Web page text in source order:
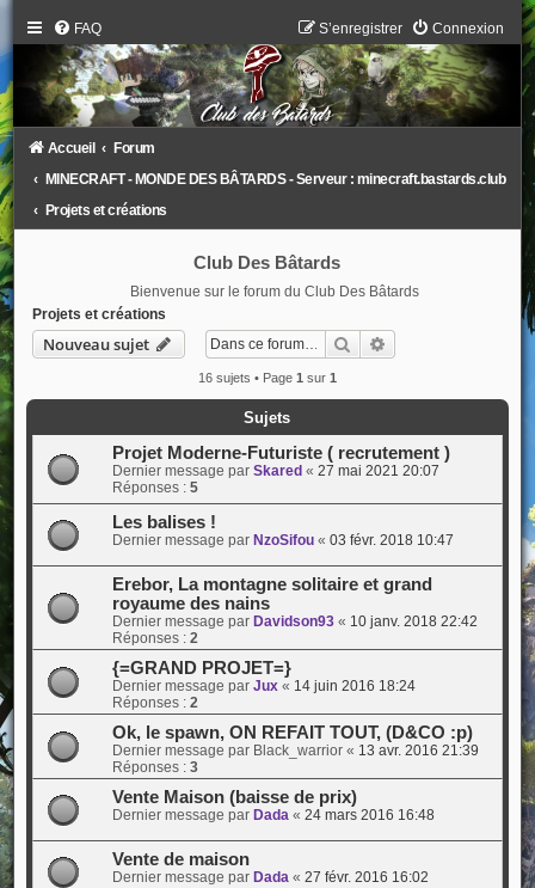
FAQ Connexion
S’enregistrer
Accueil
Forum
MINECRAFT - MONDE DES BÂTARDS - Serveur : minecraft.bastards.club
Projets et créations
Club Des Bâtards
Bienvenue sur le forum du Club Des Bâtards
Projets et créations
Nouveau sujet Rechercher
16 sujets • Page 1 sur 1
Sujets
Projet Moderne-Futuriste ( recrutement )
Dernier message par Skared « 27 mai 2021 20:07
Réponses : 5
Les balises !
Dernier message par NzoSifou« 03 févr. 2018 10:47
Erebor, La montagne solitaire et grand
royaume des nains
Dernier message par Davidson93« 10 janv. 2018 22:42
Réponses : 2
{=GRAND PROJET=}
Dernier message par Jux« 14 juin 2016 18:24
Réponses : 2
Ok, le spawn, ON REFAIT TOUT, (D&CO :p)
Dernier message par Black_warrior« 13 avr. 2016 21:39
Réponses : 3
Vente Maison (baisse de prix)
Dernier message par Dada« 24 mars 2016 16:48
Vente de maison
Dernier message par Dada« 27 févr. 2016 16:02